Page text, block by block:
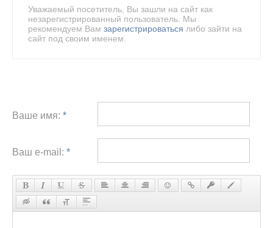
Уважаемый посетитель, Вы зашли на сайт как
незарегистрированный пользователь. Мы
рекомендуем Вам зарегистрироваться либо зайти на
сайт под своим именем.
Ваше имя: *
Ваш e-mail: *